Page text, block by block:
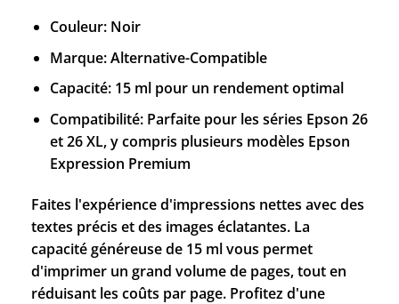
Couleur: Noir
Marque: Alternative-Compatible
Capacité: 15 ml pour un rendement optimal
Compatibilité: Parfaite pour les séries Epson 26
et 26 XL, y compris plusieurs modèles Epson
Expression Premium
Faites l'expérience d'impressions nettes avec des
textes précis et des images éclatantes. La
capacité généreuse de 15 ml vous permet
d'imprimer un grand volume de pages, tout en
réduisant les coûts par page. Profitez d'une